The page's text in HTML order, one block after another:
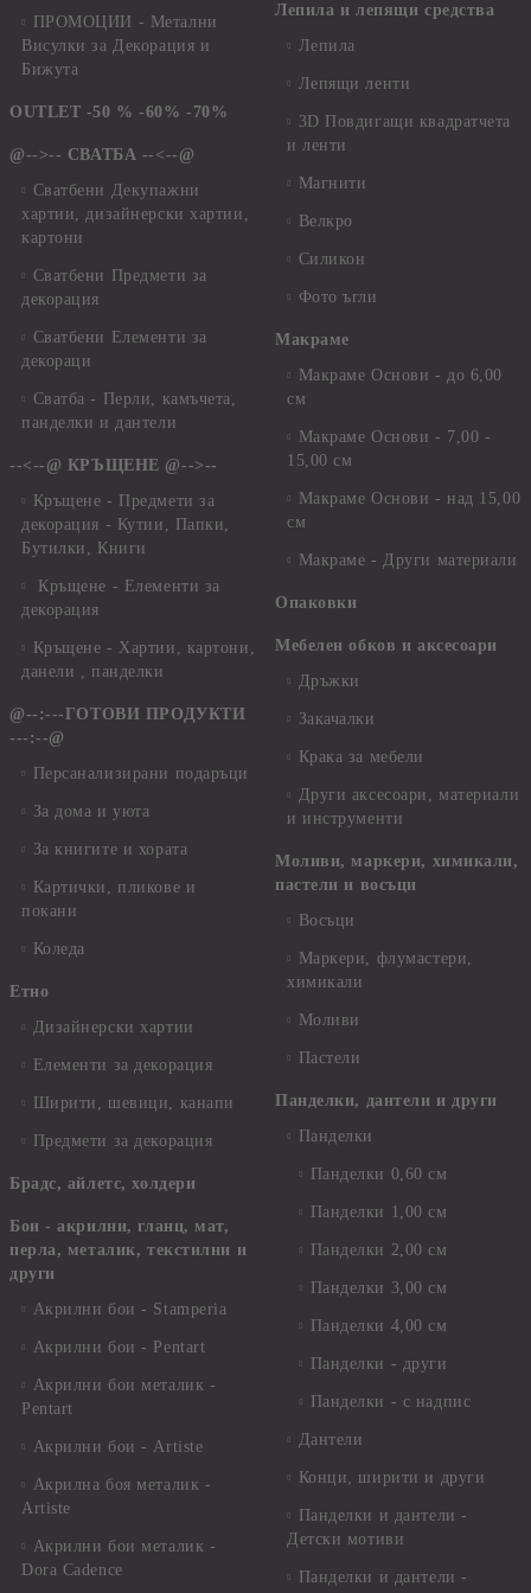
ПРОМОЦИИ - Метални
Висулки за Декорация и
Бижута
OUTLET -50 % -60% -70%
@-->-- СВАТБА --<--@
Сватбени Декупажни
хартии, дизайнерски хартии,
картони
Сватбени Предмети за
декорация
Сватбени Елементи за
декораци
Сватба - Перли, камъчета,
панделки и дантели
--<--@ КРЪЩЕНЕ @-->--
Кръщене - Предмети за
декорация - Кутии, Папки,
Бутилки, Книги
Кръщене - Елементи за
декорация
Кръщене - Хартии, картони,
данели , панделки
@--:---ГОТОВИ ПРОДУКТИ
---:--@
Персанализирани подаръци
За дома и уюта
За книгите и хората
Картички, пликове и
покани
Коледа
Етно
Дизайнерски хартии
Елементи за декорация
Ширити, шевици, канапи
Предмети за декорация
Брадс, айлетс, холдери
Бои - акрилни, гланц, мат,
перла, металик, текстилни и
други
Акрилни бои - Stamperia
Акрилни бои - Pentart
Акрилни бои металик -
Pentart
Акрилни бои - Artiste
Акрилна боя металик -
Artiste
Акрилни бои металик -
Dora Cadence
Лепила и лепящи средства
Лепила
Лепящи ленти
3D Повдигащи квадратчета
и ленти
Магнити
Велкро
Силикон
Фото ъгли
Макраме
Макраме Основи - до 6,00
см
Макраме Основи - 7,00 -
15,00 см
Макраме Основи - над 15,00
см
Макраме - Други материали
Опаковки
Мебелен обков и аксесоари
Дръжки
Закачалки
Крака за мебели
Други аксесоари, материали
и инструменти
Моливи, маркери, химикали,
пастели и восъци
Восъци
Маркери, флумастери,
химикали
Моливи
Пастели
Панделки, дантели и други
Панделки
Панделки 0,60 см
Панделки 1,00 см
Панделки 2,00 см
Панделки 3,00 см
Панделки 4,00 см
Панделки - други
Панделки - с надпис
Дантели
Конци, ширити и други
Панделки и дантели -
Детски мотиви
Панделки и дантели -